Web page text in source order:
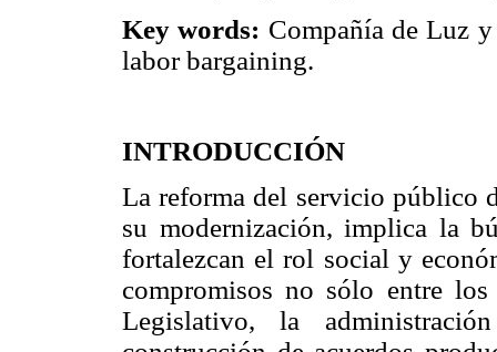
Key words: Compañía de Luz
labor bargaining.
INTRODUCCIÓN
La reforma del servicio público
su modernización, implica la
fortalezcan el rol social y
compromisos no sólo entre
Legislativo, la